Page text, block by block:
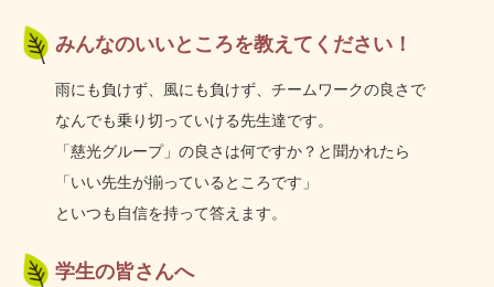
みんなのいいところを教えてください！
雨にも負けず、風にも負けず、 チームワークの 良さで
なんでも乗り切っていける先生達です。
「慈光グループ」の良さは何ですか？ と聞かれたら
「いい先生が揃っているところです」
といつも自信を持って答えます。
学生の皆さんへ